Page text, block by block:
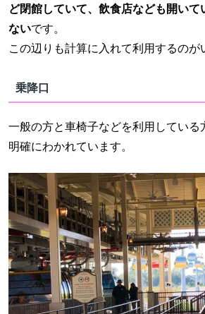
ど閉館していて、飲食店なども開いて
ないです。
この辺りも計算に入れて利用するのが
乗降口
一般の方と車椅子などを利用している
明確にわかれています。